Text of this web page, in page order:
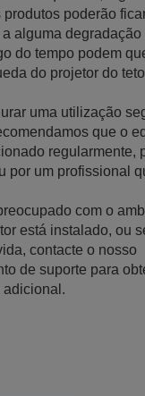
produtos poderão
alguma degradação
do tempo podem
do projetor do
uma utilização
que o
regularmente,
por um profissional
com o
está instalado, ou
contacte o nosso
de suporte para